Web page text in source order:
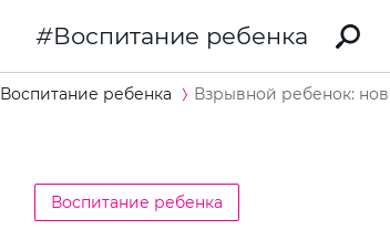
Воспитание ребенка
Воспитание ребенка Взрывной ребенок:
Воспитание ребенка